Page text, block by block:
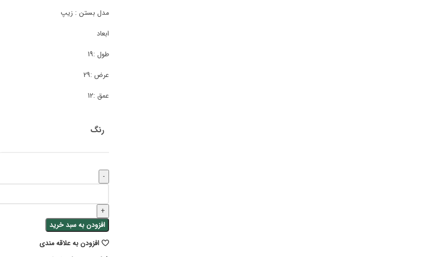
مدل بستن : زیپ
ابعاد
طول :19
عرض :29
عمق :12
رنگ
افزودن به سبد خرید
افزودن به علاقه مندی